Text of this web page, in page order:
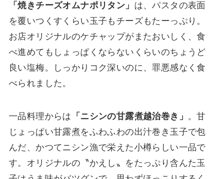
「焼きチーズオムナポリタン」 は、パスタの表面
を覆いつくすくらい玉子もチーズもたーっぷり。
お店オリジナルのケチャップがまたおいしく、食
べ進めてもしょっぱくならないくらいのちょうど
良い塩梅。しっかりコク深いのに、罪悪感なく食
べられました。
一品料理からは 「ニシンの甘露煮越治巻き」 。甘
じょっぱい甘露煮をふわふわの出汁巻き玉子で包
んだ、かつてニシン漁で栄えた小樽らしい一品で
す。オリジナルの〝かえし〟をたっぷり含んた玉